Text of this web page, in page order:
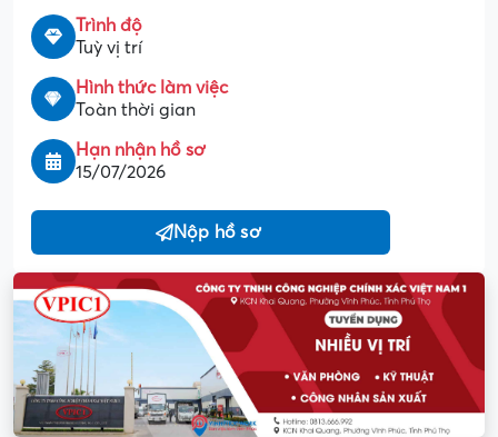
Trình độ
Tuỳ vị trí
Hình thức làm việc
Toàn thời gian
Hạn nhận hồ sơ
15/07/2026
Nộp hồ sơ